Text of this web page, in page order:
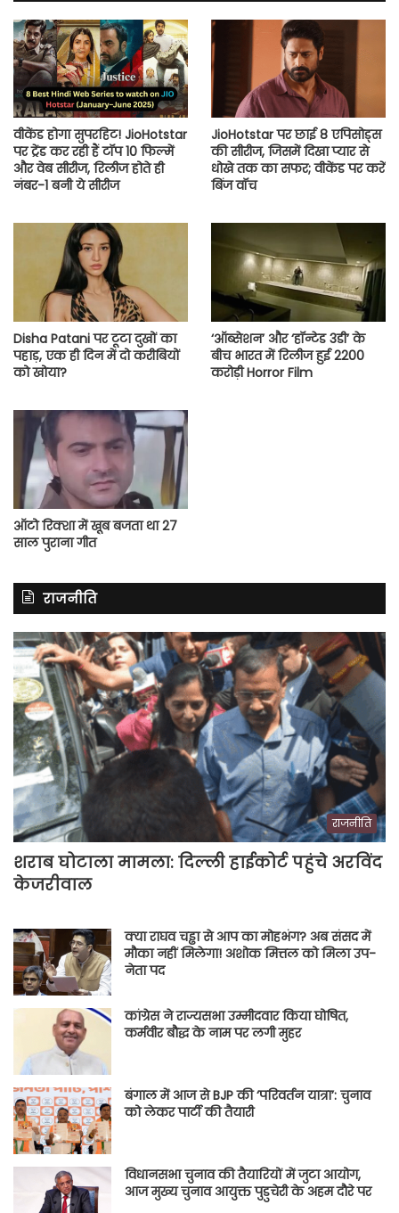
वीकेंड होगा सुपरहिट! JioHotstar
पर ट्रेंड कर रही हैं टॉप 10 फिल्में
और वेब सीरीज, रिलीज होते ही
नंबर-1 बनी ये सीरीज
JioHotstar पर छाई 8 एपिसोड्स
की सीरीज, जिसमें दिखा प्यार से
धोखे तक का सफर; वीकेंड पर करें
बिंज वॉच
Disha Patani पर टूटा दुखों का
पहाड़, एक ही दिन में दो करीबियों
को खोया?
‘ऑब्सेशन’ और ‘हॉन्टेड 3डी’ के
बीच भारत में रिलीज हुई 2200
करोड़ी Horror Film
ऑटो रिक्शा में खूब बजता था 27
साल पुराना गीत
राजनीति
राजनीति
शराब घोटाला मामला: दिल्ली हाईकोर्ट पहुंचे अरविंद
केजरीवाल
क्या राघव चड्ढा से आप का मोहभंग? अब संसद में
मौका नहीं मिलेगा! अशोक मित्तल को मिला उप-
नेता पद
कांग्रेस ने राज्यसभा उम्मीदवार किया घोषित,
कर्मवीर बौद्ध के नाम पर लगी मुहर
बंगाल में आज से BJP की ‘परिवर्तन यात्रा’: चुनाव
को लेकर पार्टी की तैयारी
विधानसभा चुनाव की तैयारियों में जुटा आयोग,
आज मुख्य चुनाव आयुक्त पुडुचेरी के अहम दौरे पर